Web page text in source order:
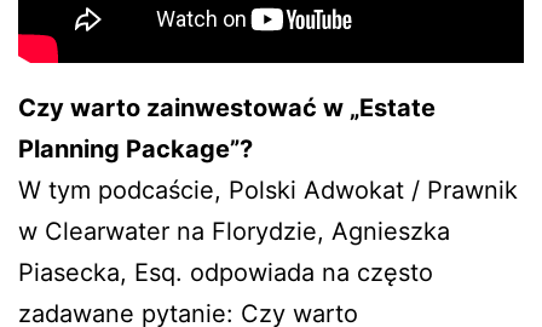
Czy warto zainwestować w „Estate
Planning Package”?
W tym podcaście, Polski Adwokat / Prawnik
w Clearwater na Florydzie, Agnieszka
Piasecka, Esq. odpowiada na często
zadawane pytanie: Czy warto